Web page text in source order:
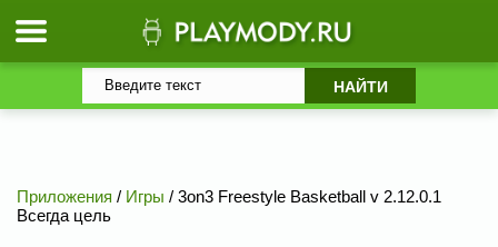
Приложения / Игры / 3on3 Freestyle Basketball v 2.12.0.1
Всегда цель